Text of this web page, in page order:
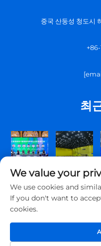
중국 산둥성 청도시
+86-
최
Copyright © 2026 청도 톱
개인정보 처리방침
We value your
We use cookies and
If you don't want to
cookies.